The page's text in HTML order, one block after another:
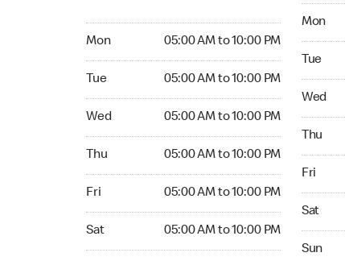
Mon 05:00 AM to 10:00 PM
Tue 05:00 AM to 10:00 PM
Wed 05:00 AM to 10:00 PM
Thu 05:00 AM to 10:00 PM
Fri 05:00 AM to 10:00 PM
Sat 05:00 AM to 10:00 PM
Mon
Tue
Wed
Thu
Fri
Sat
Sun